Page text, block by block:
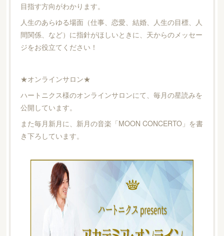
目指す方向がわかります。
人生のあらゆる場面（仕事、恋愛、結婚、人生の目標、人
間関係、など）に指針がほしいときに、天からのメッセー
ジをお役立てください！
★オンラインサロン★
ハートニクス様のオンラインサロンにて、毎月の星読みを
公開しています。
また毎月新月に、新月の音楽「MOON CONCERTO」を書
き下ろしています。